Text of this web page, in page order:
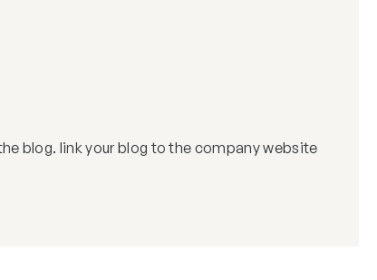
blog. link your blog to the company website